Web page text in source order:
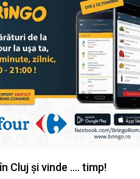
Cluj și vinde …. timp!